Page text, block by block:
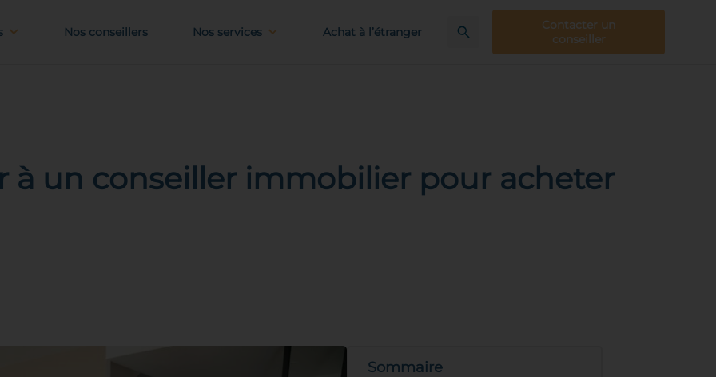
Nos conseillers Nos services Achat à l’étranger
Contacter un
conseiller
à un conseiller immobilier pour acheter
Sommaire